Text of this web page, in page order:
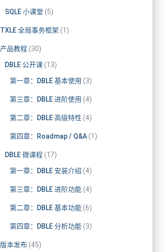
SQLE 小课堂 (5)
TXLE 全局事务框架 (1)
产品教程(30)
DBLE 公开课(13)
第一章：DBLE 基本使用 (3)
第三章：DBLE 进阶使用 (4)
第二章：DBLE 高级特性 (4)
第四章：Roadmap / Q&A(1)
DBLE 微课程(17)
第一章：DBLE 安装介绍 (4)
第三章：DBLE 进阶功能(4)
第二章：DBLE 基本功能(6)
第四章：DBLE 分析功能(3)
版本发布(45)